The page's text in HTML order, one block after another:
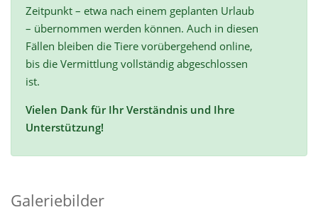
Zeitpunkt – etwa nach einem geplanten Urlaub
– übernommen werden können. Auch in diesen
Fällen bleiben die Tiere vorübergehend online,
bis die Vermittlung vollständig abgeschlossen
ist.
Vielen Dank für Ihr Verständnis und Ihre
Unterstützung!
Galeriebilder